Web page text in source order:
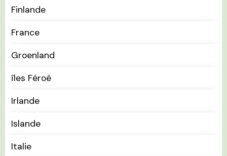
Finlande
France
Groenland
îles Féroé
Irlande
Islande
Italie